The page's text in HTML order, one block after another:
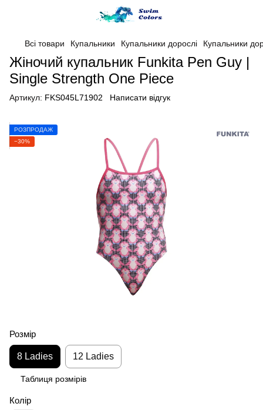
Всі товари Купальники Купальники дорослі Купальники
Жіночий купальник Funkita Pen Guy |
Single Strength One Piece
Артикул: FKS045L71902 Написати відгук
РОЗПРОДАЖ
−30%
Розмір
8 Ladies 12 Ladies
Таблиця розмірів
Колір